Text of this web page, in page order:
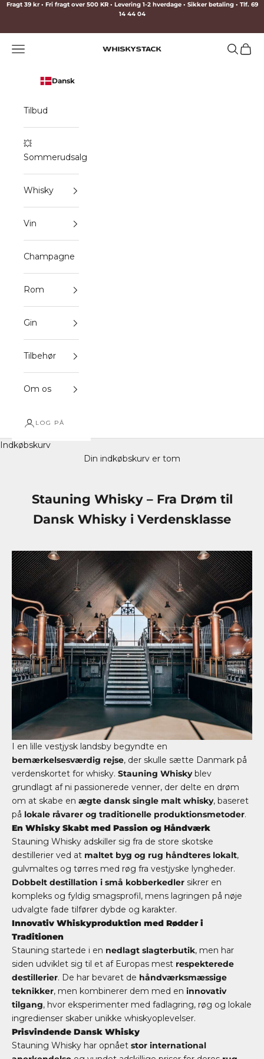
Spring til indhold
Fragt 39 kr • Fri fragt over 500 KR • Levering 1-2 hverdage • Sikker betaling • Tlf. 69
14 44 04
WHISKYSTACK
Menu Søg
Dansk
Tilbud
💥
Sommerudsalg
Whisky
Vin
Champagne
Rom
Gin
Tilbehør
Om os
LOG PÅ
Indkøbskurv
Din indkøbskurv er tom
Stauning Whisky – Fra Drøm til
Dansk Whisky i Verdensklasse
I en lille vestjysk landsby begyndte en
bemærkelsesværdig rejse, der skulle sætte Danmark på
verdenskortet for whisky. Stauning Whiskyblev
grundlagt af ni passionerede venner, der delte en drøm
om at skabe en ægte dansk single malt whisky, baseret
på lokale råvarer og traditionelle produktionsmetoder.
En Whisky Skabt med Passion og Håndværk
Stauning Whisky adskiller sig fra de store skotske
destillerier ved at maltet byg og rug håndteres lokalt,
gulvmaltes og tørres med røg fra vestjyske lyngheder.
Dobbelt destillation i små kobberkedler sikrer en
kompleks og fyldig smagsprofil, mens lagringen på nøje
udvalgte fade tilfører dybde og karakter.
Innovativ Whiskyproduktion med Rødder i
Traditionen
Stauning startede i en nedlagt slagterbutik, men har
siden udviklet sig til et af Europas mest respekterede
destillerier. De har bevaret de håndværksmæssige
teknikker, men kombinerer dem med en innovativ
tilgang, hvor eksperimenter med fadlagring, røg og lokale
ingredienser skaber unikke whiskyoplevelser.
Prisvindende Dansk Whisky
Stauning Whisky har opnået stor international